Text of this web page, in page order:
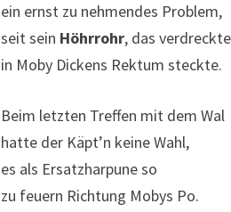
ein ernst zu nehmendes Problem,
seit sein Höhrrohr, das
in Moby Dickens Rektum steckte.
Beim letzten Treffen mit dem Wal
hatte der Käpt’n keine Wahl,
es als Ersatzharpune so
zu feuern Richtung Mobys Po.